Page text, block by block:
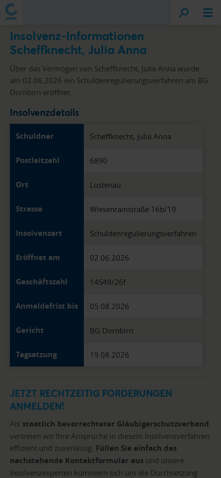
Insolvenz-Informationen
Scheffknecht, Julia Anna
Über das Vermögen von Scheffknecht, Julia Anna wurde
am 02.06.2026 ein Schuldenregulierungsverfahren am BG
Dornbirn eröffnet.
Insolvenzdetails
Schuldner Scheffknecht, Julia Anna
Postleitzahl 6890
Ort Lustenau
Strasse Wiesenrainstraße 16b/19
Insolvenzart Schuldenregulierungsverfahren
Eröffnet am 02.06.2026
Geschäftszahl 14S49/26f
Anmeldefrist bis 05.08.2026
Gericht BG Dornbirn
Tagsatzung 19.08.2026
JETZT RECHTZEITIG FORDERUNGEN
ANMELDEN!
Als staatlich bevorrechteter Gläubigerschutzverband
vertreten wir Ihre Ansprüche in diesem Insolvenzverfahren
effizient und zuverlässig. Füllen Sie einfach das
nachstehende Kontaktformular aus und unsere
Insolvenzexperten kümmern sich um die Durchsetzung